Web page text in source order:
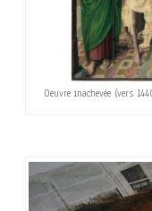
Oeuvre inachevée (vers